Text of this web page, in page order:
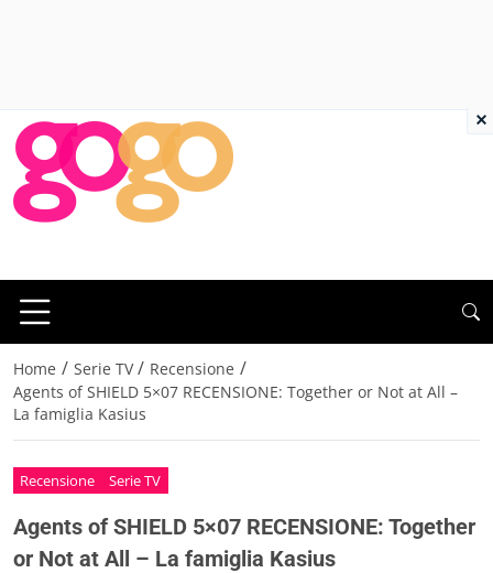
Home / Serie TV / Recensione /
Agents of SHIELD 5×07 RECENSIONE: Together or Not at All –
La famiglia Kasius
Recensione Serie TV
Agents of SHIELD 5×07 RECENSIONE: Together
or Not at All – La famiglia Kasius
×